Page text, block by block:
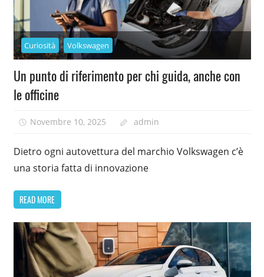
Curiosità Volkswagen
Un punto di riferimento per chi guida, anche con
le officine
Novembre 10, 2025 admin
Dietro ogni autovettura del marchio Volkswagen c’è
una storia fatta di innovazione
READ MORE